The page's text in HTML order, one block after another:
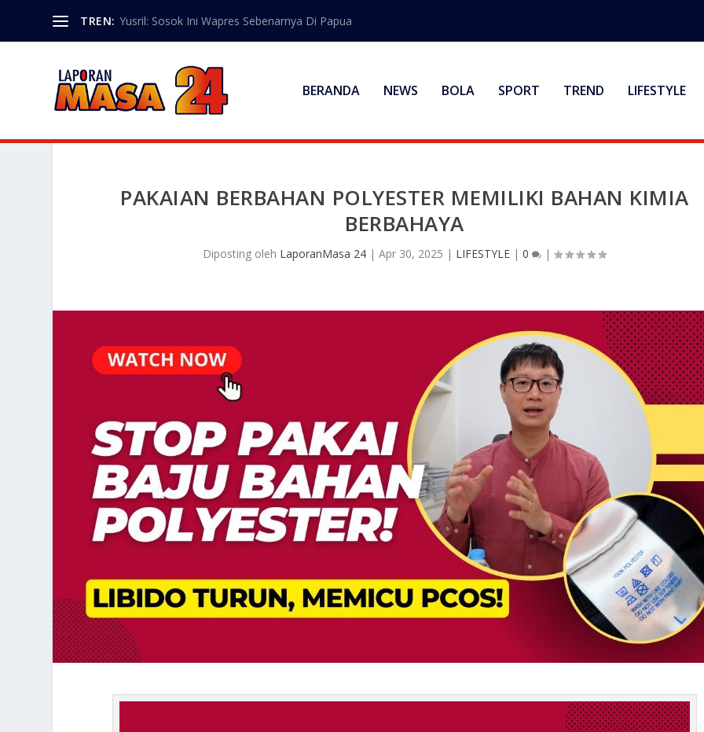
TREN: Yusril: Sosok Ini Wapres Sebenarnya Di Papua
BERANDA NEWS BOLA SPORT TREND LIFESTYLE
PAKAIAN BERBAHAN POLYESTER MEMILIKI BAHAN KIMIA
BERBAHAYA
Diposting oleh LaporanMasa 24 |Apr 30, 2025 | LIFESTYLE |0 |